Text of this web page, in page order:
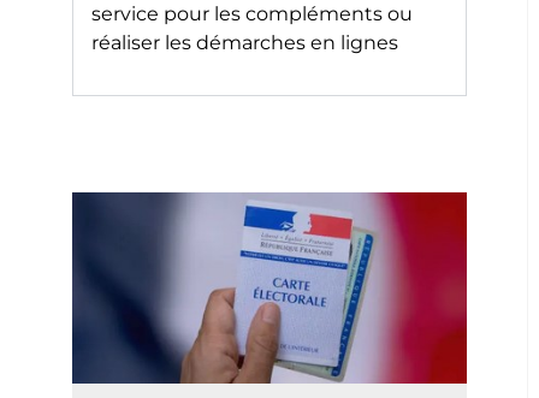
service pour les compléments ou
réaliser les démarches en lignes